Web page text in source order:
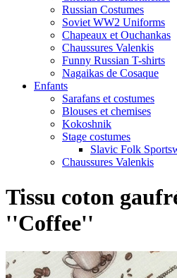
Russian Costumes
Soviet WW2 Uniforms
Chapeaux et Ouchankas
Chaussures Valenkis
Funny Russian T-shirts
Nagaikas de Cosaque
Enfants
Sarafans et costumes
Blouses et chemises
Kokoshnik
Stage costumes
Slavic Folk
Chaussures Valenkis
Tissu coton
''Coffee''